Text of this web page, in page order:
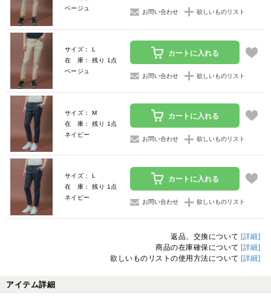
ベージュ
お問い合わせ 欲しいものリスト
サイズ： L
在 庫： 残り 1点
ベージュ
カートに入れる
お問い合わせ 欲しいものリスト
サイズ： M
在 庫： 残り 1点
ネイビー
カートに入れる
お問い合わせ 欲しいものリスト
サイズ： L
在 庫： 残り 1点
ネイビー
カートに入れる
お問い合わせ 欲しいものリスト
返品、交換について [詳細]
商品の在庫確保について [詳細]
欲しいものリストの使用方法について [詳細]
アイテム詳細